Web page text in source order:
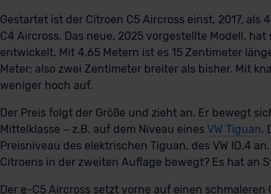
Gestartet ist der Citroen C5 Aircross einst, 2017, als
C4 Aircross. Das neue, 2025 vorgestellte Modell,
entwickelt. Mit 4,65 Metern ist es 15 Zentimeter
Meter; also zwei Zentimeter breiter als bisher. Mit
weniger hoch auf.
Der Preis folgt der Größe und zieht an. Er bewegt
Mittelklasse – z.B. auf dem Niveau eines VW Tiguan.
Preisniveau des elektrischen Tiguan, des VW ID.4
Citroens in der zweiten Auflage bewegt? Es hat an
Der e-C5 Aircross setzt vorne auf einen